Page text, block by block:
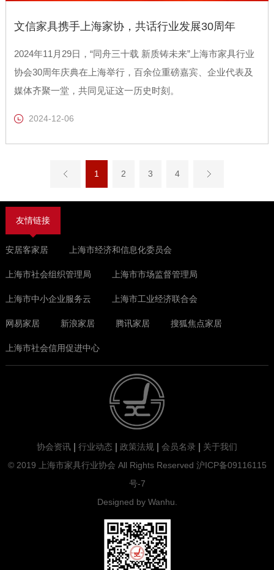
文信家具携手上海家协，共话行业发展30周年
2024年11月29日，“同舟三十载 新质铸未来”上海市家具行业
协会30周年庆典在上海举行，百余位重磅嘉宾、企业代表及
媒体齐聚一堂，共同见证这一历史时刻。
2024-12-06
上一页
1 2 3 4
下一页
友情链接
安居客家居 上海市经济和信息化委员会
上海市社会组织管理局 上海市市场监督管理局
上海市中小企业服务云 上海市工业经济联合会
网易家居 新浪家居 腾讯家居 搜狐焦点家居
上海市社会信用促进中心
协会资讯 行业动态 政策法规 会员名录
关于我们
© 2019 上海市家具行业协会 All Rights Reserved 沪ICP备09116115
号-7
Designed by Wanhu